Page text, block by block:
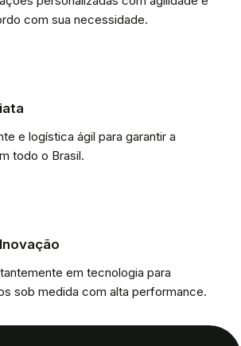
com sua necessidade.
e logística ágil para garantir a
todo o Brasil.
em tecnologia para
sob medida com alta performance.